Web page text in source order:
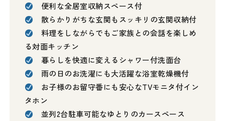
便利な全居室収納スペース付
散らかりがちな玄関もスッキリの玄関収納付
料理をしながらでもご家族との会話を楽しめ
る対面キッチン
暮らしを快適に変えるシャワー付洗面台
雨の日のお洗濯にも大活躍な浴室乾燥機付
お子様のお留守番にも安心なTVモニタ付イン
タホン
並列2台駐車可能なゆとりのカースペース